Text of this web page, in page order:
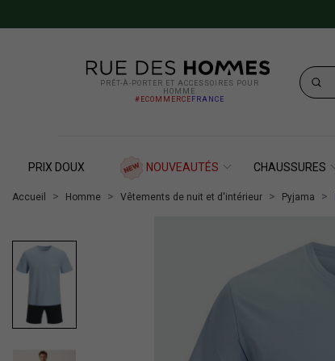
PRÊT-À-PORTER ET ACCESSOIRES POUR
HOMME
#ECOMMERCE FRANCE
PRIX DOUX NOUVEAUTÉS CHAUSSURES
Accueil Homme Vêtements de nuit et d'intérieur Pyjama